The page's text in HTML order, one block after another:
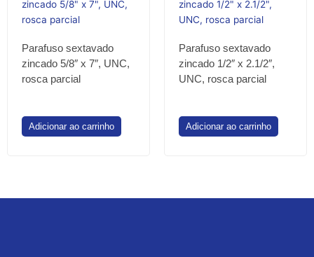
Parafuso sextavado
zincado 5/8″ x 7″, UNC,
rosca parcial
Adicionar ao carrinho
Parafuso sextavado
zincado 1/2″ x 2.1/2″,
UNC, rosca parcial
Adicionar ao carrinho